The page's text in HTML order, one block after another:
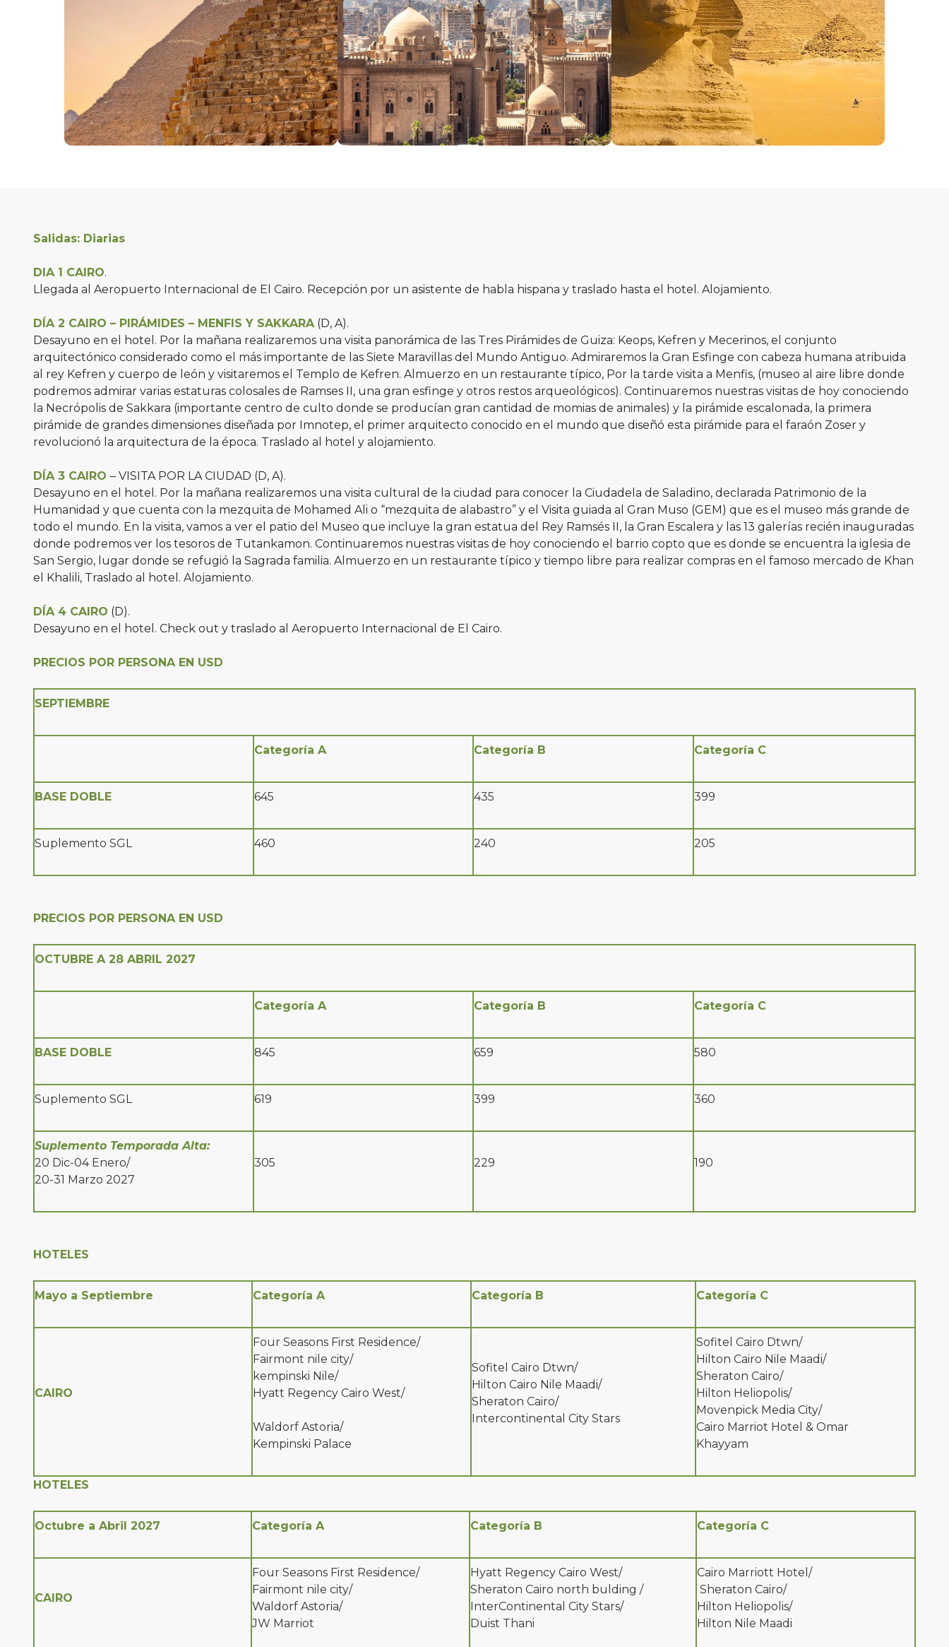
Salidas: Diarias
DIA 1 CAIRO.
Llegada al Aeropuerto Internacional de El Cairo. Recepción por un asistente de habla hispana y traslado hasta el hotel. Alojamiento.
DÍA 2 CAIRO – PIRÁMIDES – MENFIS Y SAKKARA(D, A).
Desayuno en el hotel. Por la mañana realizaremos una visita panorámica de las Tres Pirámides de Guiza: Keops, Kefren y Mecerinos, el conjunto
arquitectónico considerado como el más importante de las Siete Maravillas del Mundo Antiguo. Admiraremos la Gran Esfinge con cabeza humana atribuida
al rey Kefren y cuerpo de león y visitaremos el Templo de Kefren. Almuerzo en un restaurante típico, Por la tarde visita a Menfis, (museo al aire libre donde
podremos admirar varias estaturas colosales de Ramses II, una gran esfinge y otros restos arqueológicos). Continuaremos nuestras visitas de hoy conociendo
la Necrópolis de Sakkara (importante centro de culto donde se producían gran cantidad de momias de animales) y la pirámide escalonada, la primera
pirámide de grandes dimensiones diseñada por Imnotep, el primer arquitecto conocido en el mundo que diseñó esta pirámide para el faraón Zoser y
revolucionó la arquitectura de la época. Traslado al hotel y alojamiento.
DÍA 3 CAIRO – VISITA POR LA CIUDAD (D, A).
Desayuno en el hotel. Por la mañana realizaremos una visita cultural de la ciudad para conocer la Ciudadela de Saladino, declarada Patrimonio de la
Humanidad y que cuenta con la mezquita de Mohamed Ali o “mezquita de alabastro” y el Visita guiada al Gran Muso (GEM) que es el museo más grande de
todo el mundo. En la visita, vamos a ver el patio del Museo que incluye la gran estatua del Rey Ramsés II, la Gran Escalera y las 13 galerías recién inauguradas
donde podremos ver los tesoros de Tutankamon. Continuaremos nuestras visitas de hoy conociendo el barrio copto que es donde se encuentra la iglesia de
San Sergio, lugar donde se refugió la Sagrada familia. Almuerzo en un restaurante típico y tiempo libre para realizar compras en el famoso mercado de Khan
el Khalili, Traslado al hotel. Alojamiento.
DÍA 4 CAIRO (D).
Desayuno en el hotel. Check out y traslado al Aeropuerto Internacional de El Cairo.
PRECIOS POR PERSONA EN USD
SEPTIEMBRE
Categoría A Categoría B Categoría C
BASE DOBLE 645 435 399
Suplemento SGL 460 240 205
PRECIOS POR PERSONA EN USD
OCTUBRE A 28 ABRIL 2027
Categoría A Categoría B Categoría C
BASE DOBLE 845 659 580
Suplemento SGL 619 399 360
Suplemento Temporada Alta:
20 Dic-04 Enero/
20-31 Marzo 2027
305 229 190
HOTELES
Mayo a Septiembre Categoría A Categoría B Categoría C
CAIRO
Four Seasons First Residence/
Fairmont nile city/
kempinski Nile/
Hyatt Regency Cairo West/
Waldorf Astoria/
Kempinski Palace
Sofitel Cairo Dtwn/
Hilton Cairo Nile Maadi/
Sheraton Cairo/
Intercontinental City Stars
Sofitel Cairo Dtwn/
Hilton Cairo Nile Maadi/
Sheraton Cairo/
Hilton Heliopolis/
Movenpick Media City/
Cairo Marriot Hotel & Omar
Khayyam
HOTELES
Octubre a Abril 2027 Categoría A Categoría B Categoría C
CAIRO
Four Seasons First Residence/
Fairmont nile city/
Waldorf Astoria/
JW Marriot
Hyatt Regency Cairo West/
Sheraton Cairo north bulding /
InterContinental City Stars/
Duist Thani
Cairo Marriott Hotel/
Sheraton Cairo/
Hilton Heliopolis/
Hilton Nile Maadi